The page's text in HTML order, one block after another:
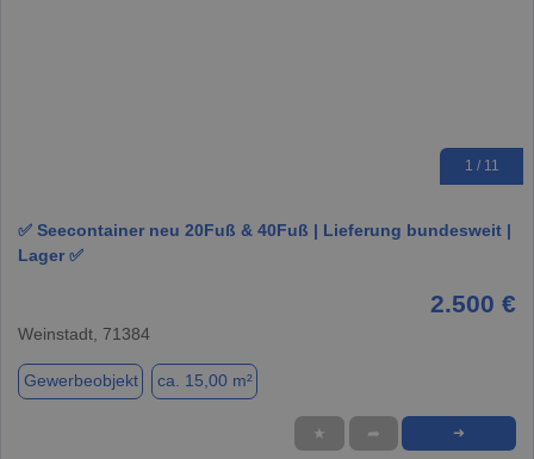
1 / 11
✅ Seecontainer neu 20Fuß & 40Fuß | Lieferung bundesweit |
Lager ✅
2.500 €
Weinstadt, 71384
Gewerbeobjekt ca. 15,00 m²
★ ➦ ➜